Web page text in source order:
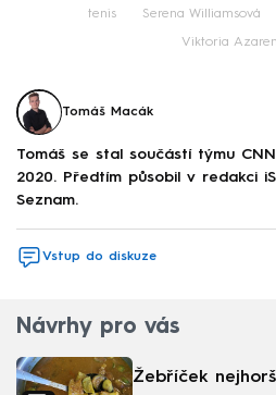
tenis Serena Williamsová
Viktoria
Tomáš Macák
Tomáš se stal součástí týmu
2020. Předtím působil v redakci
Seznam.
Vstup do diskuze
Návrhy pro vás
Žebříček